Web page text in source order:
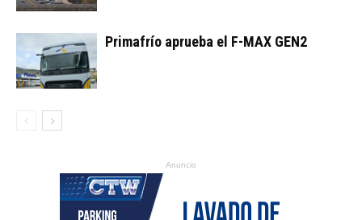
Primafrío aprueba el F-MAX GEN2
Anuncio